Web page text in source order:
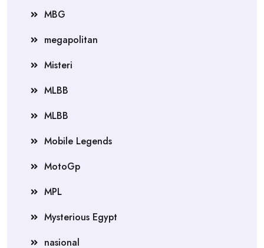
MBG
megapolitan
Misteri
MLBB
MLBB
Mobile Legends
MotoGp
MPL
Mysterious Egypt
nasional